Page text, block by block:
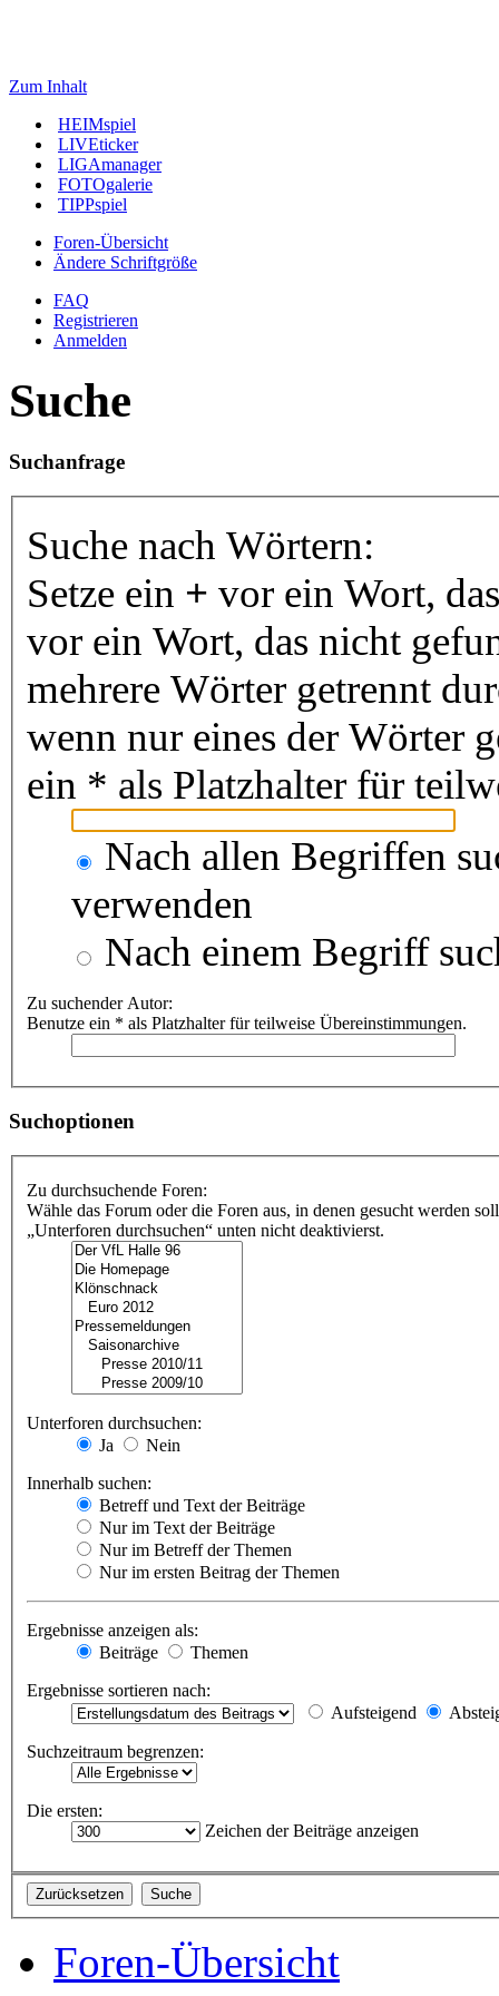
Zum Inhalt
HEIMspiel
LIVEticker
LIGAmanager
FOTOgalerie
TIPPspiel
Foren-Übersicht
Ändere Schriftgröße
FAQ
Registrieren
Anmelden
Suche
Suchanfrage
Suche nach Wörtern:
Setze ein + vor ein Wort,
vor ein Wort, das nicht
mehrere Wörter getrennt
wenn nur eines der Wörter
ein * als Platzhalter für
Nach allen Begriffen
verwenden
Nach einem Begriff
Zu suchender Autor:
Benutze ein * als Platzhalter für teilweise Übereinstimmungen.
Suchoptionen
Zu durchsuchende Foren:
Wähle das Forum oder die Foren aus, in denen gesucht werden
„Unterforen durchsuchen“ unten nicht deaktivierst.
Unterforen durchsuchen:
Ja
Nein
Innerhalb suchen:
Betreff und Text der Beiträge
Nur im Text der Beiträge
Nur im Betreff der Themen
Nur im ersten Beitrag der Themen
Ergebnisse anzeigen als:
Beiträge
Themen
Ergebnisse sortieren nach:
Aufsteigend
Suchzeitraum begrenzen:
Die ersten:
Zeichen der Beiträge anzeigen
Foren-Übersicht